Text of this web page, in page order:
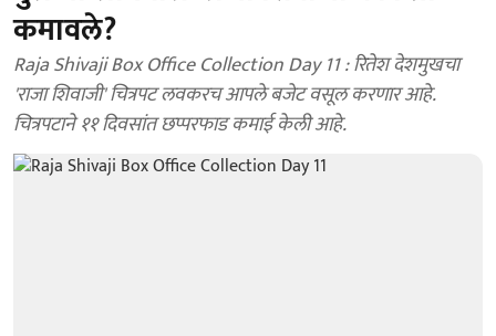
कमावले?
Raja Shivaji Box Office Collection Day 11 : रितेश देशमुखचा
'राजा शिवाजी' चित्रपट लवकरच आपले बजेट वसूल करणार आहे.
चित्रपटाने ११ दिवसांत छप्परफाड कमाई केली आहे.